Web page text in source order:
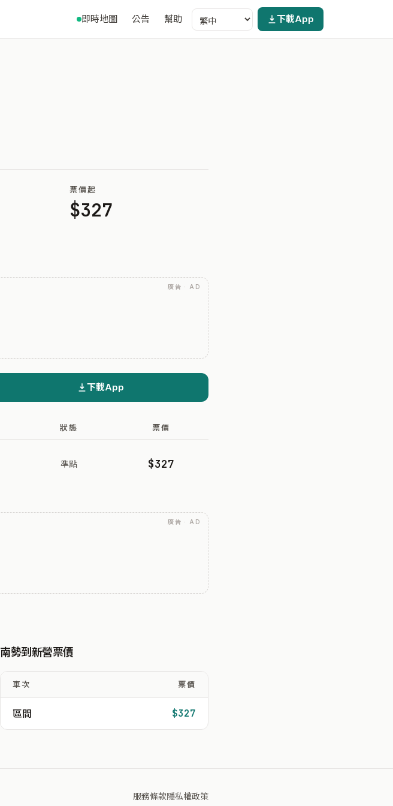
即時地圖 公告 幫助 下載App
票價起
$327
廣告 · AD
下載App
狀態 票價
準點 $327
廣告 · AD
南勢到新營票價
車次 票價
區間 $327
服務條款隱私權政策